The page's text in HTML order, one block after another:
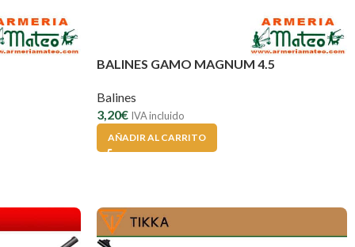
BALINES GAMO MAGNUM 4.5
Balines
3,20€ IVA incluido
AÑADIR AL CARRITO